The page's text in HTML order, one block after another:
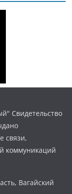
Свидетельство
связи,
коммуникаций
Вагайский